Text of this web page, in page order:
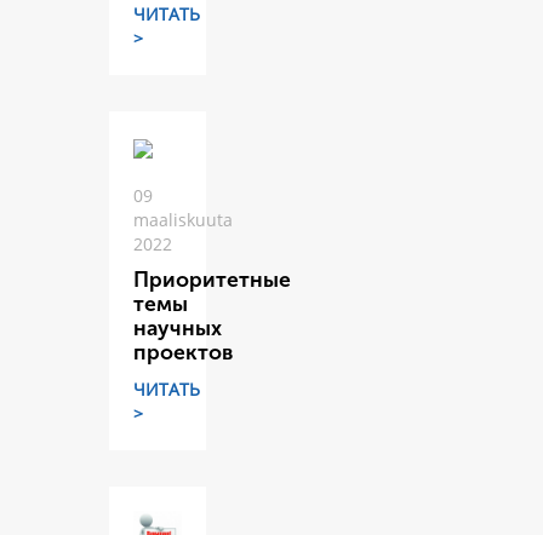
ЧИТАТЬ
>
09
maaliskuuta
2022
Приоритетные
темы
научных
проектов
ЧИТАТЬ
>